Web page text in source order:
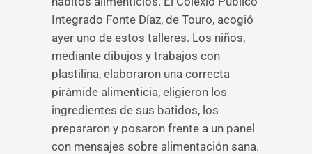
Integrado Fonte Díaz, de Touro, acogió
ayer uno de estos talleres. Los niños,
mediante dibujos y trabajos con
plastilina, elaboraron una correcta
pirámide alimenticia, eligieron los
ingredientes de sus batidos, los
prepararon y posaron frente a un panel
con mensajes sobre alimentación sana.